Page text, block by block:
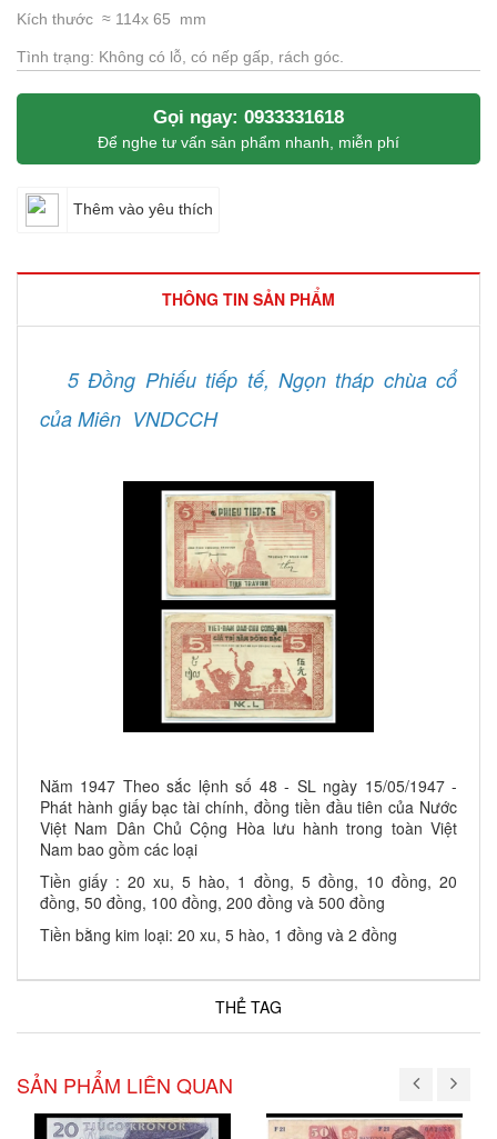
Kích thước ≈ 114x 65 mm
Tình trạng: Không có lỗ, có nếp gấp, rách góc.
Gọi ngay: 0933331618
Để nghe tư vấn sản phẩm nhanh, miễn phí
Thêm vào yêu thích
THÔNG TIN SẢN PHẨM
5 Đồng Phiếu tiếp tế, Ngọn tháp chùa cổ
của Miên VNDCCH
Năm 1947 Theo sắc lệnh số 48 - SL ngày 15/05/1947 -
Phát hành giấy bạc tài chính, đồng tiền đầu tiên của Nước
Việt Nam Dân Chủ Cộng Hòa lưu hành trong toàn Việt
Nam bao gồm các loại
Tiền giấy : 20 xu, 5 hào, 1 đồng, 5 đồng, 10 đồng, 20
đồng, 50 đồng, 100 đồng, 200 đồng và 500 đồng
Tiền bằng kim loại: 20 xu, 5 hào, 1 đồng và 2 đồng
THẺ TAG
SẢN PHẨM LIÊN QUAN